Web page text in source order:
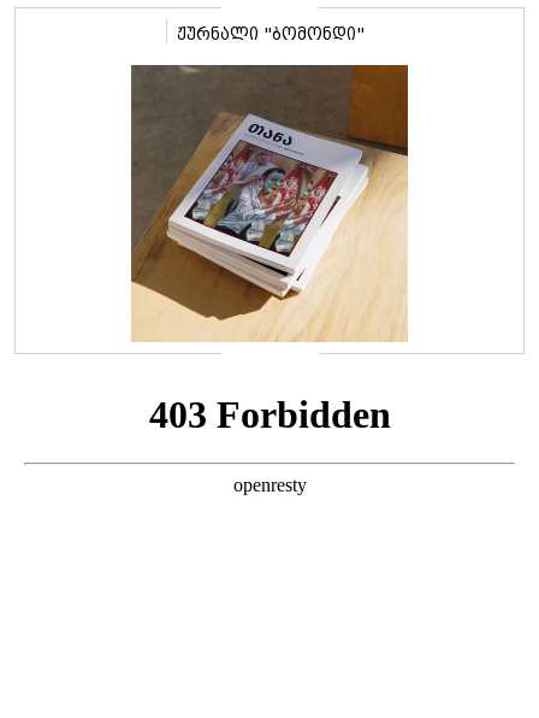
ჟურნალი "ბომონდი"